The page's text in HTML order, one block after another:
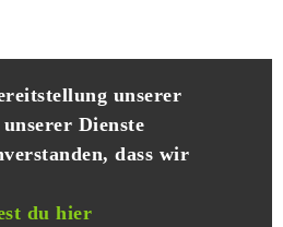
unserer
Dienste
dass wir
du hier